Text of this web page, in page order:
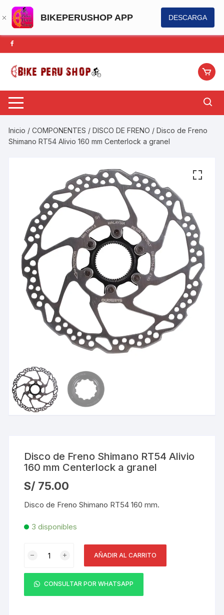
BIKEPERUSHOP APP DESCARGA
Saltar
al
contenido
Inicio /COMPONENTES /DISCO DE FRENO / Disco de Freno
Shimano RT54 Alivio 160 mm Centerlock a granel
Disco de Freno Shimano RT54 Alivio
160 mm Centerlock a granel
S/ 75.00
Disco de Freno Shimano RT54 160 mm.
3 disponibles
Freno
Shimano
RT54
AÑADIR AL CARRITO
CONSULTAR POR WHATSAPP